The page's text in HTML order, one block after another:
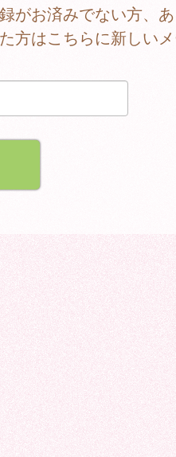
がお済みでない方、
方はこちらに新しい